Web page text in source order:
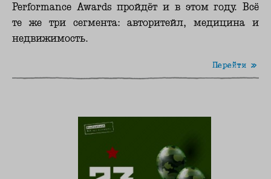
Performance Awards пройдёт и в этом году. Всё
те же три сегмента: авторитейл, медицина и
недвижимость.
Перейти »